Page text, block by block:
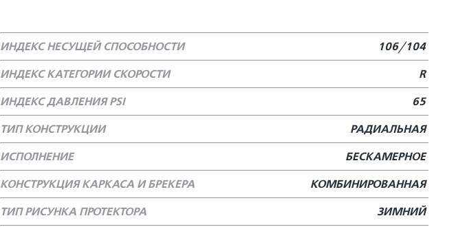
ИНДЕКС НЕСУЩЕЙ СПОСОБНОСТИ
106/104
ИНДЕКС КАТЕГОРИИ СКОРОСТИ
R
ИНДЕКС ДАВЛЕНИЯ PSI
65
ТИП КОНСТРУКЦИИ
РАДИАЛЬНАЯ
ИСПОЛНЕНИЕ
БЕСКАМЕРНОЕ
КОНСТРУКЦИЯ КАРКАСА И БРЕКЕРА
КОМБИНИРОВАННАЯ
ТИП РИСУНКА ПРОТЕКТОРА
ЗИМНИЙ